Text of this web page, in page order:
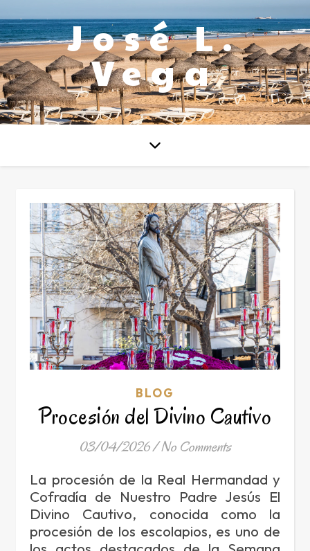
José L.
Vega
BLOG
Procesión del Divino Cautivo
03/04/2026/No Comments
La procesión de la Real Hermandad y
Cofradía de Nuestro Padre Jesús El
Divino Cautivo, conocida como la
procesión de los escolapios, es uno de